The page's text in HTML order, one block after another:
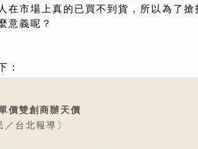
在市場上真的已買不到貨，所以為了搶
意義呢？
：
價雙創商辦天價
台北報導〕